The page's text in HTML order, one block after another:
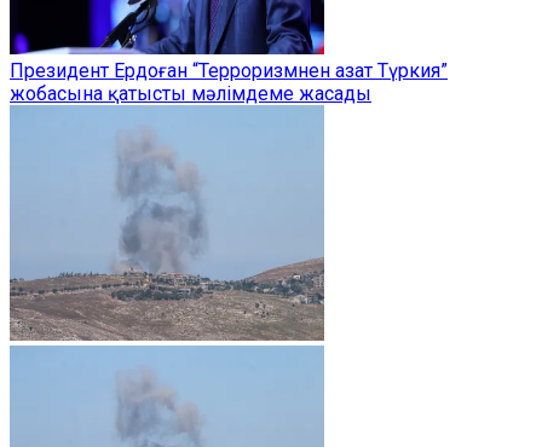
Президент Ердоған “Терроризмнен азат Түркия”
жобасына қатысты мәлімдеме жасады